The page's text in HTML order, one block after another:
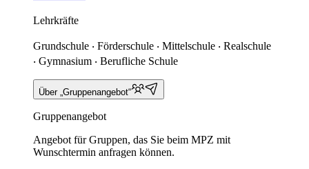
Lehrkräfte
Grundschule ‧ Förderschule ‧ Mittelschule ‧ Realschule
‧ Gymnasium ‧ Berufliche Schule
Über „Gruppenangebot“
Gruppenangebot
Angebot für Gruppen, das Sie beim MPZ mit
Wunschtermin anfragen können.